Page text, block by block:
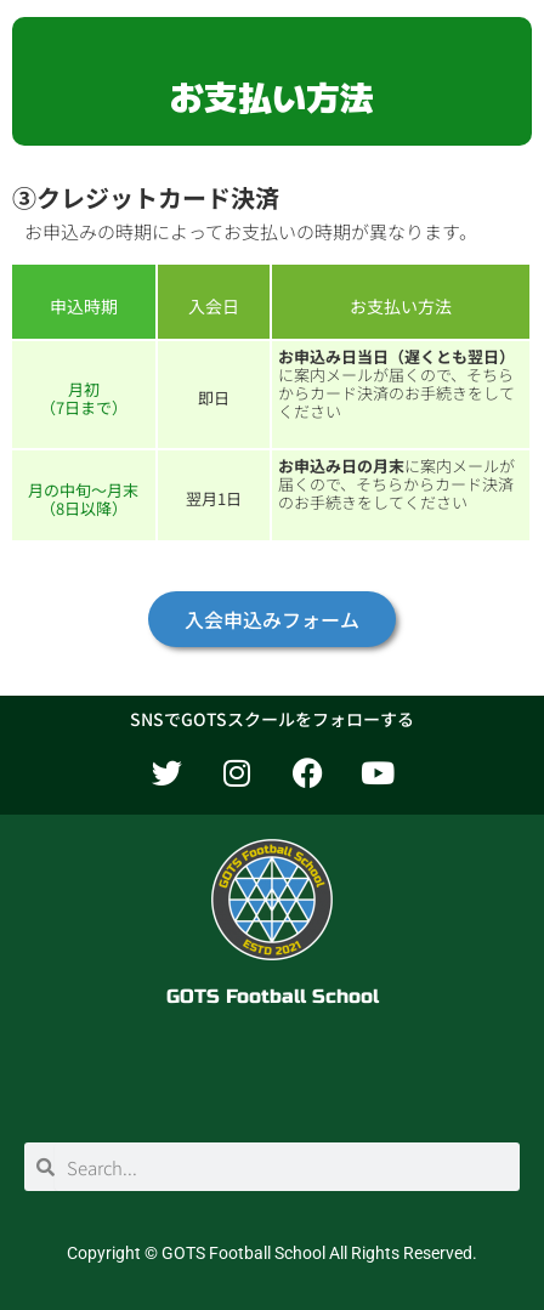
お支払い方法
③クレジットカード決済
お申込みの時期によってお支払いの時期が異なります。
申込時期 入会日 お支払い方法
月初
（7日まで） 即日
お申込み日当日（遅くとも翌日）
に案内メールが届くので、そちら
からカード決済のお手続きをして
ください
月の中旬～月末
（8日以降） 翌月1日
お申込み日の月末に案内メールが
届くので、そちらからカード決済
のお手続きをしてください
入会申込みフォーム
SNSでGOTSスクールをフォローする
T
w
i
I
n
s
t
a
g
r
a
m
F
a
c
e
b
o
o
Y
o
u
GOTS Football School
索
索
Copyright ©GOTS Football School All Rights Reserved.